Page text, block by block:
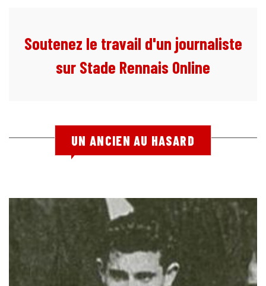
Soutenez le travail d'un journaliste
sur Stade Rennais Online
UN ANCIEN AU HASARD